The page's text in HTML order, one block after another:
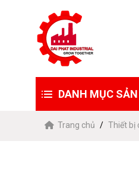
DANH MỤC
Trang chủ Thiết bị